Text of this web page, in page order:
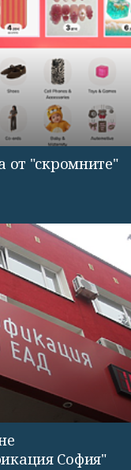
от "скромните"
София"